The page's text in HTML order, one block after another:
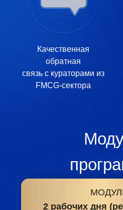
Качественная
обратная
связь с кураторами из
FMCG-сектора
2 рабочих дня